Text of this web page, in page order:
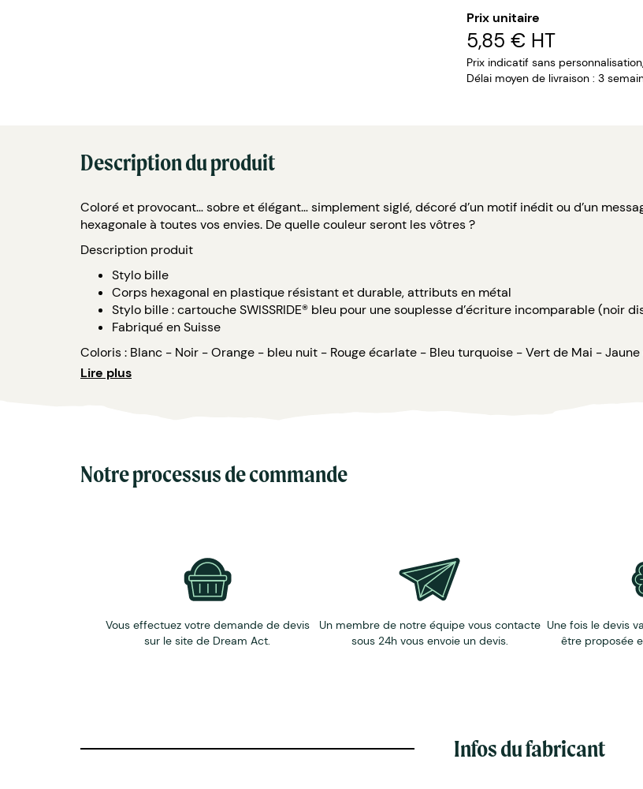
Prix unitaire
5,85 € HT
Prix indicatif sans
Délai moyen de livraison : 3
Description du produit
Coloré et provocant… sobre et élégant… simplement siglé, décoré d’un motif inédit ou d’un
hexagonale à toutes vos envies. De quelle couleur seront les vôtres ?
Description produit
Stylo bille
Corps hexagonal en plastique résistant et durable, attributs en métal
Stylo bille : cartouche SWISSRIDE® bleu pour une souplesse d’écriture incomparable (noir
Fabriqué en Suisse
Coloris : Blanc - Noir - Orange - bleu nuit - Rouge écarlate - Bleu turquoise - Vert de Mai -
Personnalisation :
Quantité minimale : 1'000 pièces
Lire plus
Notre processus de commande
Vous effectuez votre demande de devis
sur le site de Dream Act.
Un membre de notre équipe vous contacte
sous 24h vous envoie un devis.
Une fois le devis
être proposée
Infos du fabricant